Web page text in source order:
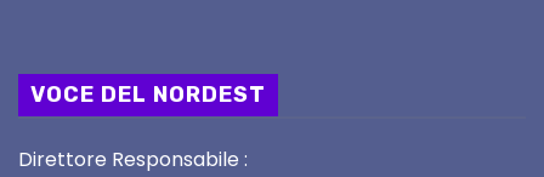
VOCE DEL NORDEST
Direttore Responsabile :